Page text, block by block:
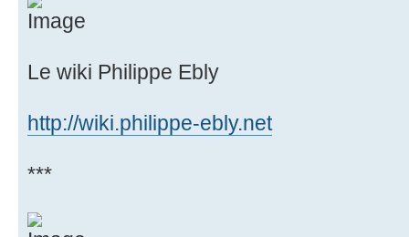
Le wiki Philippe Ebly
http://wiki.philippe-ebly.net
***